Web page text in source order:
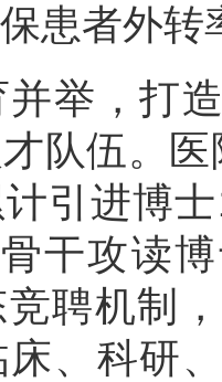
患者外转
，打造
队伍。医
引进博
干攻读
聘机制
、科研